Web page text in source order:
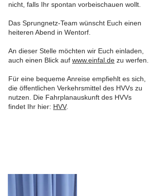
nicht, falls Ihr spontan vorbeischauen wollt.
Das Sprungnetz-Team wünscht Euch einen
heiteren Abend in Wentorf.
An dieser Stelle möchten wir Euch einladen,
auch einen Blick auf www.einfal.de zu werfen.
Für eine bequeme Anreise empfiehlt es sich,
die öffentlichen Verkehrsmittel des HVVs zu
nutzen. Die Fahrplanauskunft des HVVs
findet Ihr hier: HVV.